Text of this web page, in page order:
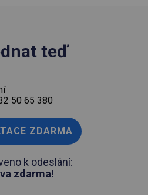
teď
50 65 380
ZDARMA
k odeslání:
zdarma!